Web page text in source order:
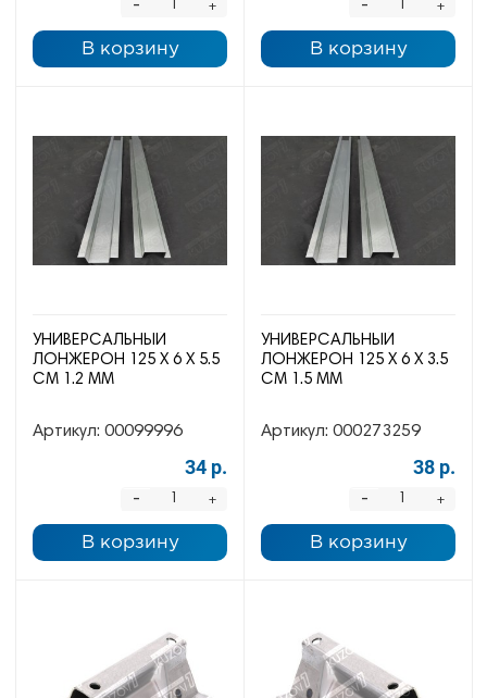
+
-
В корзину
+
-
В корзину
УНИВЕРСАЛЬНЫЙ
ЛОНЖЕРОН 125 Х 6 Х 5.5
СМ 1.2 ММ
Артикул: 00099996
34 р.
+
-
В корзину
УНИВЕРСАЛЬНЫЙ
ЛОНЖЕРОН 125 Х 6 Х 3.5
СМ 1.5 ММ
Артикул: 000273259
38 р.
+
-
В корзину